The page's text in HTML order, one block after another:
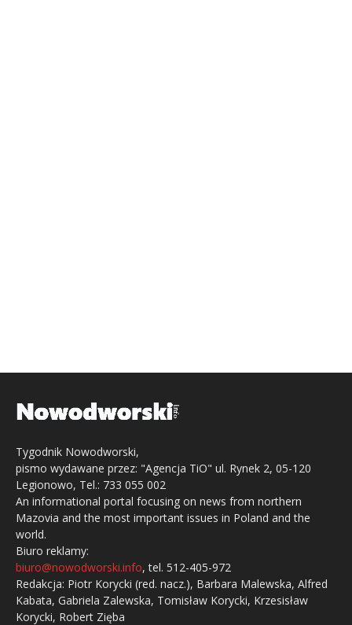
Tygodnik Nowodworski,
pismo wydawane przez: "Agencja TiO" ul. Rynek 2, 05-120
Legionowo, Tel.: 733 055 002
An informational portal focusing on news from northern
Mazovia and the most important issues in Poland and the
world.
Biuro reklamy:
biuro@nowodworski.info, tel. 512-405-972
Redakcja: Piotr Korycki (red. nacz.), Barbara Malewska, Alfred
Kabata, Gabriela Zalewska, Tomisław Korycki, Krzesisław
Korycki, Robert Zięba